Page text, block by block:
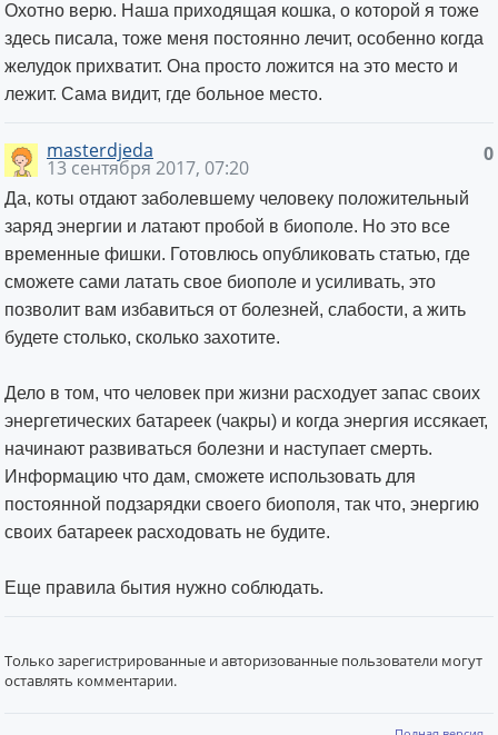
Охотно верю. Наша приходящая кошка, о которой я тоже
здесь писала, тоже меня постоянно лечит, особенно когда
желудок прихватит. Она просто ложится на это место и
лежит. Сама видит, где больное место.
0
masterdjeda
13 сентября 2017, 07:20
Да, коты отдают заболевшему человеку положительный
заряд энергии и латают пробой в биополе. Но это все
временные фишки. Готовлюсь опубликовать статью, где
сможете сами латать свое биополе и усиливать, это
позволит вам избавиться от болезней, слабости, а жить
будете столько, сколько захотите.
Дело в том, что человек при жизни расходует запас своих
энергетических батареек (чакры) и когда энергия иссякает,
начинают развиваться болезни и наступает смерть.
Информацию что дам, сможете использовать для
постоянной подзарядки своего биополя, так что, энергию
своих батареек расходовать не будите.
Еще правила бытия нужно соблюдать.
Только зарегистрированные и авторизованные пользователи могут
оставлять комментарии.